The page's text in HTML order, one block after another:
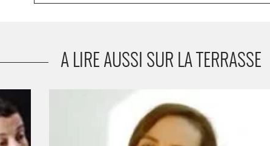
A LIRE AUSSI SUR LA TERRASSE